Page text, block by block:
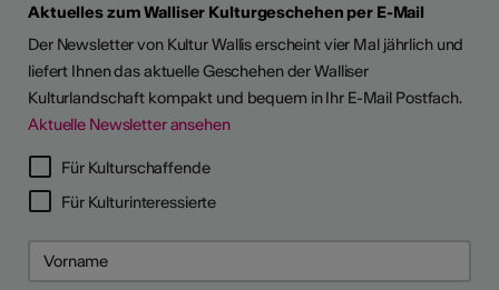
Aktuelles zum Walliser Kulturgeschehen per E-Mail
Der Newsletter von Kultur Wallis erscheint vier Mal jährlich und
liefert Ihnen das aktuelle Geschehen der Walliser
Kulturlandschaft kompakt und bequem in Ihr E-Mail Postfach.
Aktuelle Newsletter ansehen
Für Kulturschaffende
Für Kulturinteressierte